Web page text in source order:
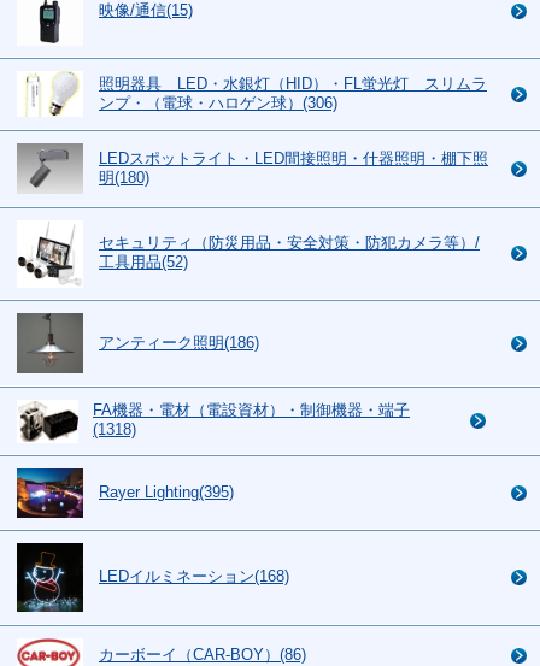
映像/通信(15)
照明器具 LED・水銀灯（HID）・FL蛍光灯 スリムラ
ンプ・（電球・ハロゲン球）(306)
LEDスポットライト・LED間接照明・什器照明・棚下照
明(180)
セキュリティ（防災用品・安全対策・防犯カメラ等）/
工具用品(52)
アンティーク照明(186)
FA機器・電材（電設資材）・制御機器・端子
(1318)
Rayer Lighting(395)
LEDイルミネーション(168)
カーボーイ（CAR-BOY）(86)